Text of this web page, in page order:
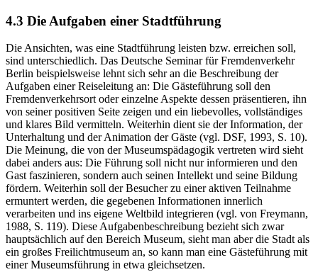
4.3 Die Aufgaben einer Stadtführung
Die Ansichten, was eine Stadtführung leisten bzw. erreichen soll,
sind unterschiedlich. Das Deutsche Seminar für Fremdenverkehr
Berlin beispielsweise lehnt sich sehr an die Beschreibung der
Aufgaben einer Reiseleitung an: Die Gästeführung soll den
Fremdenverkehrsort oder einzelne Aspekte dessen präsentieren, ihn
von seiner positiven Seite zeigen und ein liebevolles, vollständiges
und klares Bild vermitteln. Weiterhin dient sie der Information, der
Unterhaltung und der Animation der Gäste (vgl. DSF, 1993, S. 10).
Die Meinung, die von der Museumspädagogik vertreten wird sieht
dabei anders aus: Die Führung soll nicht nur informieren und den
Gast faszinieren, sondern auch seinen Intellekt und seine Bildung
fördern. Weiterhin soll der Besucher zu einer aktiven Teilnahme
ermuntert werden, die gegebenen Informationen innerlich
verarbeiten und ins eigene Weltbild integrieren (vgl. von Freymann,
1988, S. 119). Diese Aufgabenbeschreibung bezieht sich zwar
hauptsächlich auf den Bereich Museum, sieht man aber die Stadt als
ein großes Freilichtmuseum an, so kann man eine Gästeführung mit
einer Museumsführung in etwa gleichsetzen.